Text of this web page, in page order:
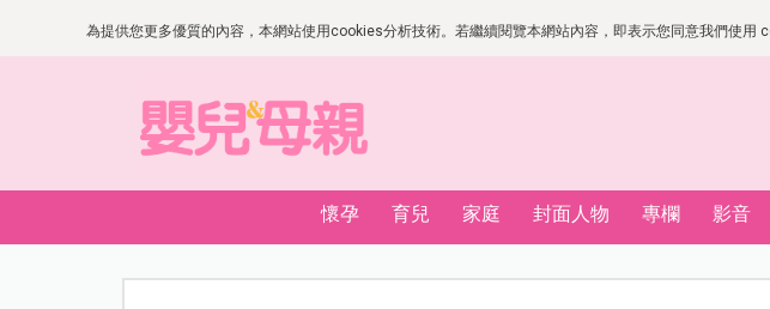
為提供您更多優質的內容，本網站使用cookies分析技術。若繼續閱覽本網站內容，即表示您同意我們使用
懷孕 育兒 家庭 封面人物 專欄 影音